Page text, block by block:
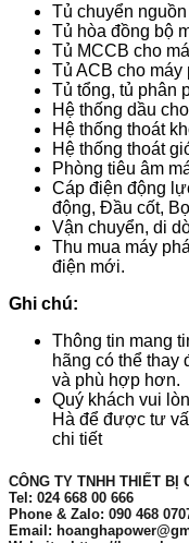
Tủ chuyển
Tủ hòa đồng bộ
Tủ MCCB cho
Tủ ACB cho máy
Tủ tổng, tủ phân
Hệ thống dầu
Hệ thống thoát
Hệ thống thoát
Phòng tiêu âm
Cáp điện động
động, Đầu cốt,
Vận chuyển, di
Thu mua máy
điện mới.
Ghi chú:
Thông tin mang
hãng có thể thay
và phù hợp hơn.
Quý khách vui
Hà để được tư
chi tiết
CÔNG TY TNHH THIẾT BỊ
Tel: 024 668 00 666
Phone & Zalo: 090 468
Email: